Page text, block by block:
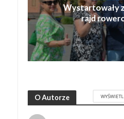
Wystartowały
rajd
O Autorze